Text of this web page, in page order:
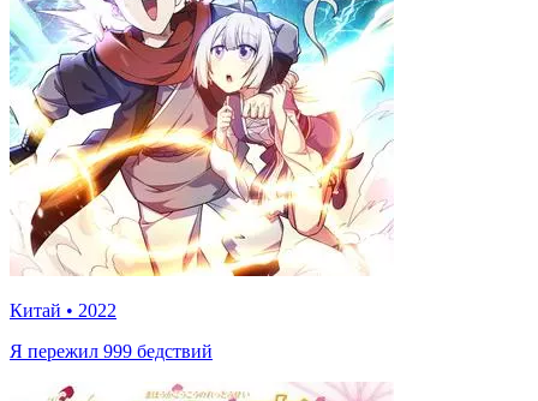
Китай • 2022
Я пережил 999 бедствий